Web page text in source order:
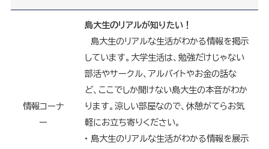
情報コーナ
ー
島大生のリアルが知りたい！
島大生のリアルな生活がわかる情報を掲示
しています。大学生活は、勉強だけじゃない
部活やサークル、アルバイトやお金の話な
ど、ここでしか聞けない島大生の本音がわか
ります。涼しい部屋なので、休憩がてらお気
軽にお立ち寄りください。
• 島大生のリアルな生活がわかる情報を展示